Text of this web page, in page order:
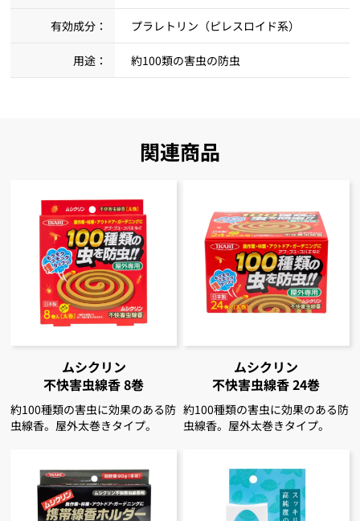
有効成分： プラレトリン（ピレスロイド系）
用途： 約100類の害虫の防虫
関連商品
ムシクリン
不快害虫線香8巻
約100種類の害虫に効果のある防
虫線香。屋外太巻きタイプ。
ムシクリン
不快害虫線香24巻
約100種類の害虫に効果のある防
虫線香。屋外太巻きタイプ。